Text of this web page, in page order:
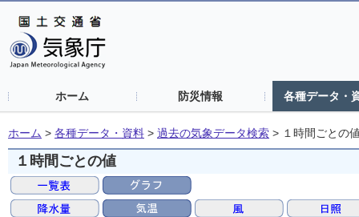
ホーム 防災情報 各種データ・
ホーム > 各種データ・資料 > 過去の気象データ検索 > １時間ごとの
１時間ごとの値